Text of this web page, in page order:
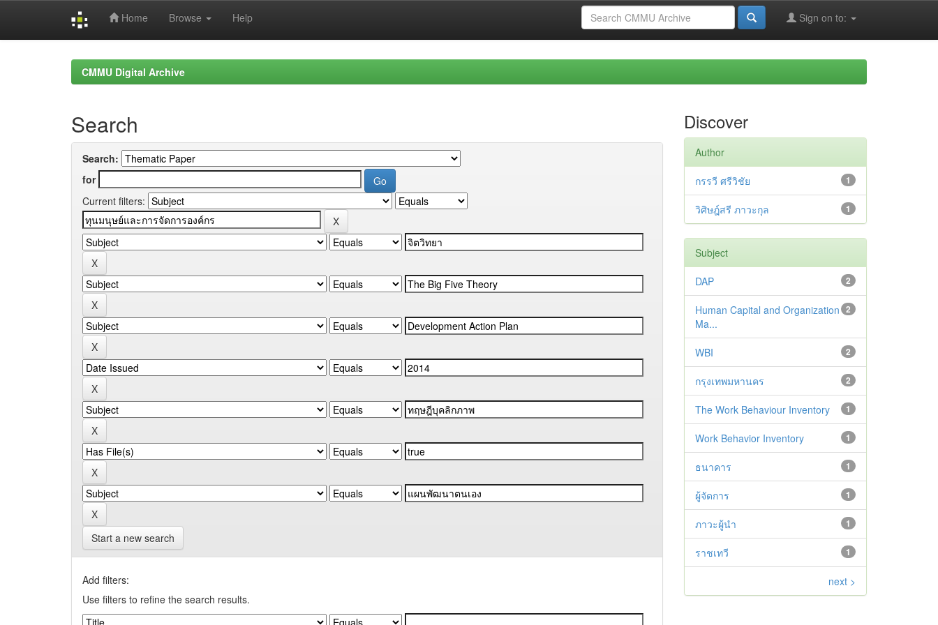
Home Browse Help Sign on to:
CMMU Digital Archive
Search
Search:
for
Current filters:
Start a new search
Add filters:
Use filters to refine the search results.
Discover
Author
1
กรรวี ศรีวิชัย
1
วิศิษฎ์สรี ภาวะกุล
Subject
2
DAP
2
Human Capital and Organization
Ma...
2
WBI
2
กรุงเทพมหานคร
1
The Work Behaviour Inventory
1
Work Behavior Inventory
1
ธนาคาร
1
ผู้จัดการ
1
ภาวะผู้นำ
1
ราชเทวี
next >